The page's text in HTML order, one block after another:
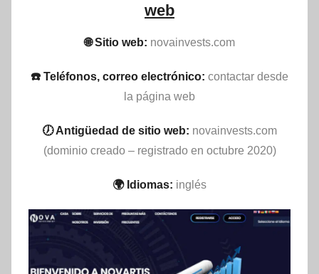
web
🌐 Sitio web: novainvests.com
☎️ Teléfonos, correo electrónico: contactar desde
la página web
🕖 Antigüedad de sitio web: novainvests.com
(dominio creado – registrado en octubre 2020)
🌍 Idiomas: inglés